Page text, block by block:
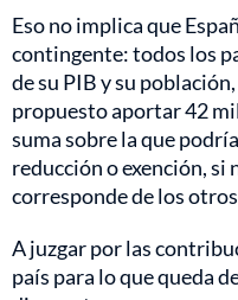
Eso no implica que
contingente: todos los
de su PIB y su
propuesto aportar 42
suma sobre la que
reducción o exención, si
corresponde de los
A juzgar por las
país para lo que queda